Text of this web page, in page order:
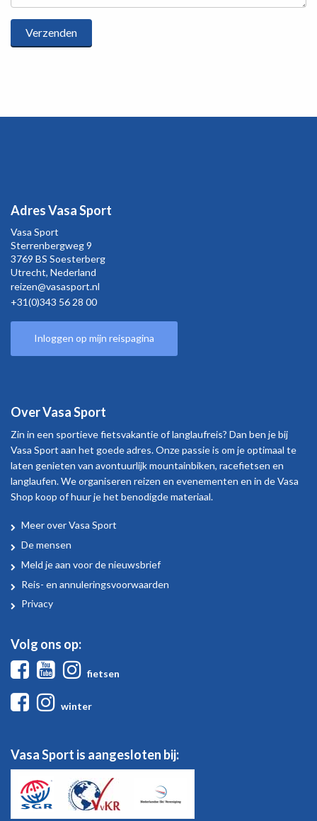
Adres Vasa Sport
Vasa Sport
Sterrenbergweg9
3769 BS Soesterberg
Utrecht, Nederland
reizen@vasasport.nl
+31(0)343 56 28 00
Inloggen op mijn reispagina
Over Vasa Sport
Zin in een sportieve fietsvakantie of langlaufreis? Dan ben je bij
Vasa Sport aan het goede adres. Onze passie is om je optimaal te
laten genieten van avontuurlijk mountainbiken, racefietsen en
langlaufen. We organiseren reizen en evenementen en in de Vasa
Shop koop of huur je het benodigde materiaal.
Over
Vasa
Sport
Meer over Vasa Sport
De mensen
Meld je aan voor de nieuwsbrief
Reis- en annuleringsvoorwaarden
Privacy
Volg ons op:
FacebookYoutube
fietsen
Facebook
winter
Vasa Sport is aangesloten bij: